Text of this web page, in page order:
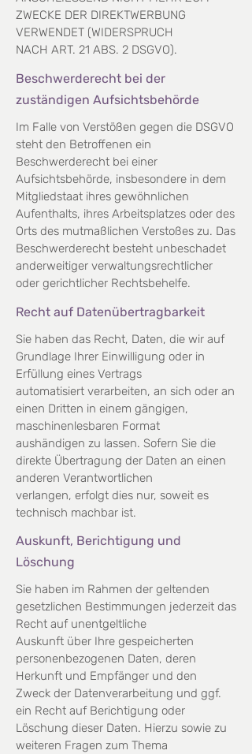
ZWECKE DER DIREKTWERBUNG
VERWENDET (WIDERSPRUCH
NACH ART. 21 ABS. 2 DSGVO).
Beschwerderecht bei der
zuständigen Aufsichtsbehörde
Im Falle von Verstößen gegen die DSGVO
steht den Betroffenen ein
Beschwerderecht bei einer
Aufsichtsbehörde, insbesondere in dem
Mitgliedstaat ihres gewöhnlichen
Aufenthalts, ihres Arbeitsplatzes oder des
Orts des mutmaßlichen Verstoßes zu. Das
Beschwerderecht besteht unbeschadet
anderweitiger verwaltungsrechtlicher
oder gerichtlicher Rechtsbehelfe.
Recht auf Datenübertragbarkeit
Sie haben das Recht, Daten, die wir auf
Grundlage Ihrer Einwilligung oder in
Erfüllung eines Vertrags
automatisiert verarbeiten, an sich oder an
einen Dritten in einem gängigen,
maschinenlesbaren Format
aushändigen zu lassen. Sofern Sie die
direkte Übertragung der Daten an einen
anderen Verantwortlichen
verlangen, erfolgt dies nur, soweit es
technisch machbar ist.
Auskunft, Berichtigung und
Löschung
Sie haben im Rahmen der geltenden
gesetzlichen Bestimmungen jederzeit das
Recht auf unentgeltliche
Auskunft über Ihre gespeicherten
personenbezogenen Daten, deren
Herkunft und Empfänger und den
Zweck der Datenverarbeitung und ggf.
ein Recht auf Berichtigung oder
Löschung dieser Daten. Hierzu sowie zu
weiteren Fragen zum Thema